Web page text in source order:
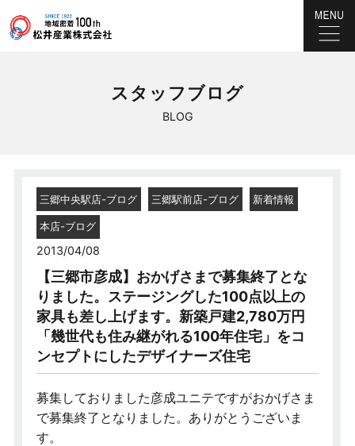
BLOG
スタッフブログ
三郷中央駅店-ブログ 三郷駅前店-ブログ 新着情報
本店-ブログ
2013/04/08
【三郷市彦成】おかげさまで募集終了とな
りました。ステージングした100点以上の
家具も差し上げます。新築戸建2,780万円
「幾世代も住み継がれる100年住宅」をコ
ンセプトにしたデザイナーズ住宅
募集しておりました彦成ユニテですがおかげさま
で募集終了となりました。ありがとうございま
す。